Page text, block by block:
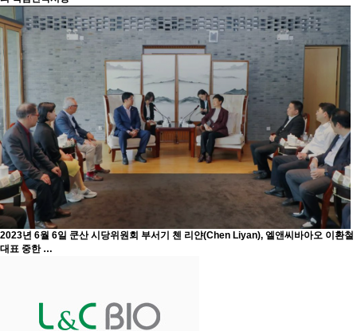
2023년 6월 6일 쿤산 시당위원회 부서기 첸 리얀(Chen Liyan), 엘앤씨바아오 이환철
대표 중한 …